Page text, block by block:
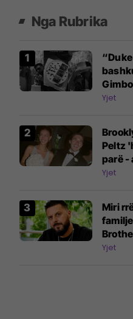
Nga Rubrika
lidhjes
Yjet
Peltz
parë -
Yjet
Miri
Yjet